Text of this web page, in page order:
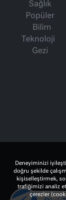
Sağlık
Popüler
Bilim
Teknoloji
Gezi
Deneyiminizi
doğru şekilde
kişiselleştirmek,
trafiğimizi analiz
çerezler